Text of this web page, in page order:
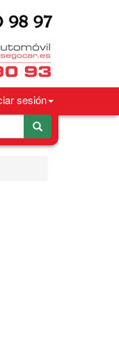
sesión